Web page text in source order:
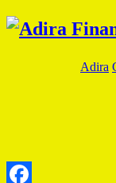
Adira